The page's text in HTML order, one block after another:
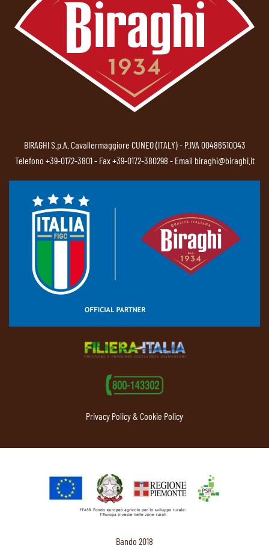
BIRAGHI S.p.A. Cavallermaggiore CUNEO (ITALY) - P.IVA 00486510043
Telefono +39-0172-3801- Fax +39-0172-380298 - Email biraghi@biraghi.it
Privacy Policy & Cookie Policy
Bando 2018